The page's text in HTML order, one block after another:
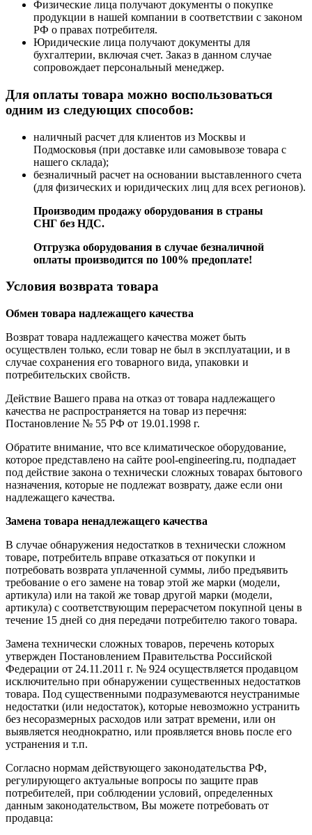
Физические лица получают документы о покупке
продукции в нашей компании в соответствии с законом
РФ о правах потребителя.
Юридические лица получают документы для
бухгалтерии, включая счет. Заказ в данном случае
сопровождает персональный менеджер.
Для оплаты товара можно воспользоваться
одним из следующих способов:
наличный расчет для клиентов из Москвы и
Подмосковья (при доставке или самовывозе товара с
нашего склада);
безналичный расчет на основании выставленного счета
(для физических и юридических лиц для всех регионов).
Производим продажу оборудования в страны
СНГ без НДС.
Отгрузка оборудования в случае безналичной
оплаты производится по 100% предоплате!
Условия возврата товара
Обмен товара надлежащего качества
Возврат товара надлежащего качества может быть
осуществлен только, если товар не был в эксплуатации, и в
случае сохранения его товарного вида, упаковки и
потребительских свойств.
Действие Вашего права на отказ от товара надлежащего
качества не распространяется на товар из перечня:
Постановление № 55 РФ от 19.01.1998 г.
Обратите внимание, что все климатическое оборудование,
которое представлено на сайте pool-engineering.ru, подпадает
под действие закона о технически сложных товарах бытового
назначения, которые не подлежат возврату, даже если они
надлежащего качества.
Замена товара ненадлежащего качества
В случае обнаружения недостатков в технически сложном
товаре, потребитель вправе отказаться от покупки и
потребовать возврата уплаченной суммы, либо предъявить
требование о его замене на товар этой же марки (модели,
артикула) или на такой же товар другой марки (модели,
артикула) с соответствующим перерасчетом покупной цены в
течение 15 дней со дня передачи потребителю такого товара.
Замена технически сложных товаров, перечень которых
утвержден Постановлением Правительства Российской
Федерации от 24.11.2011 г. № 924 осуществляется продавцом
исключительно при обнаружении существенных недостатков
товара. Под существенными подразумеваются неустранимые
недостатки (или недостаток), которые невозможно устранить
без несоразмерных расходов или затрат времени, или он
выявляется неоднократно, или проявляется вновь после его
устранения и т.п.
Согласно нормам действующего законодательства РФ,
регулирующего актуальные вопросы по защите прав
потребителей, при соблюдении условий, определенных
данным законодательством, Вы можете потребовать от
продавца: